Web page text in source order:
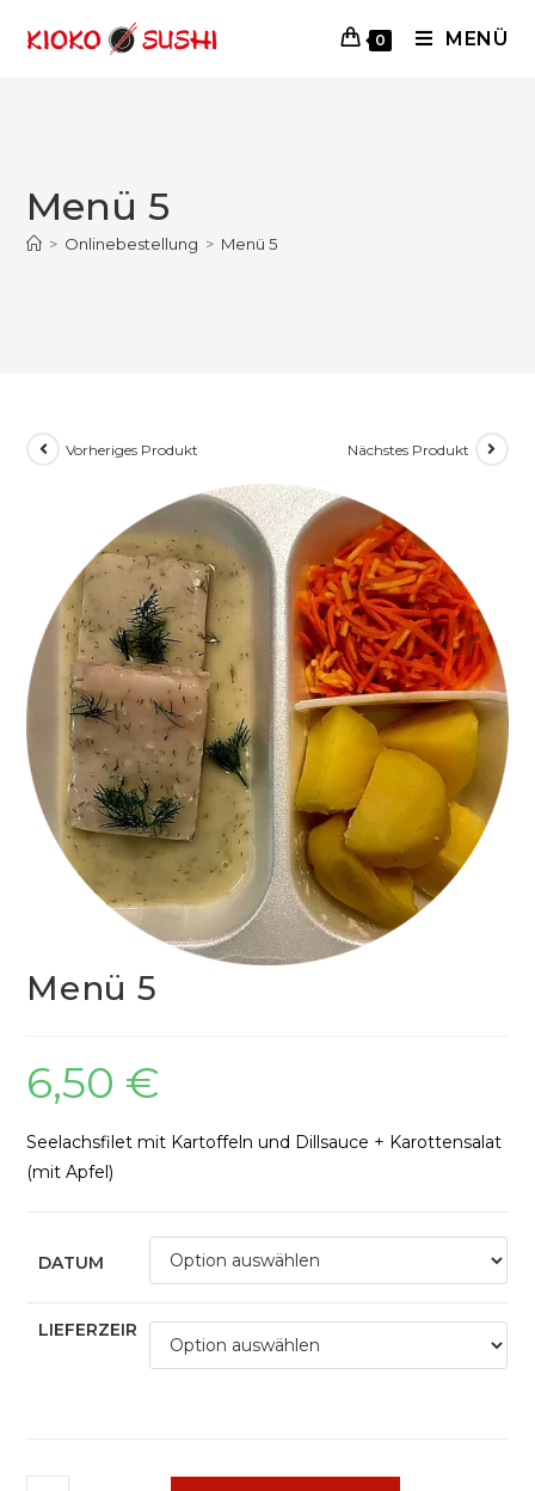
0 MENÜ
Menü 5
> Onlinebestellung > Menü 5
Vorheriges Produkt Nächstes Produkt
Menü 5
6,50 €
Seelachsfilet mit Kartoffeln und Dillsauce + Karottensalat
(mit Apfel)
DATUM
LIEFERZEIR